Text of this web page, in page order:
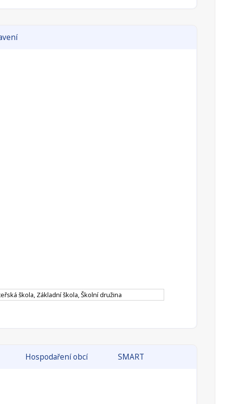
škola, Základní škola, Školní družina
Hospodaření obcí SMART